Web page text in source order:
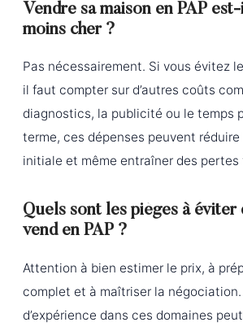
Vendre sa maison en PAP
moins cher ?
Pas nécessairement. Si vous évitez
il faut compter sur d’autres coûts
diagnostics, la publicité ou le temps
terme, ces dépenses peuvent réduire
initiale et même entraîner des pertes
Quels sont les pièges à éviter
vend en PAP ?
Attention à bien estimer le prix, à
complet et à maîtriser la négociation.
d’expérience dans ces domaines